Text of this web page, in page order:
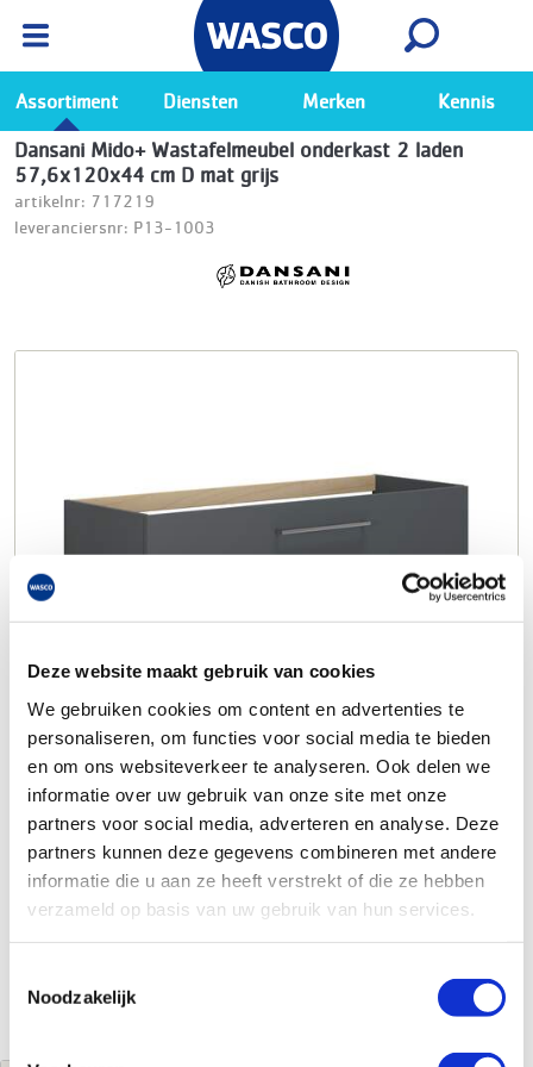
Deze website maakt gebruik van cookies
We gebruiken cookies om content en advertenties te
personaliseren, om functies voor social media te bieden
en om ons websiteverkeer te analyseren. Ook delen we
informatie over uw gebruik van onze site met onze
partners voor social media, adverteren en analyse. Deze
partners kunnen deze gegevens combineren met andere
informatie die u aan ze heeft verstrekt of die ze hebben
verzameld op basis van uw gebruik van hun services.
Noodzakelijk
Ga naar de Wasco app
Bekijk
Assortiment Diensten Merken Kennis
Dansani Mido+ Wastafelmeubel onderkast 2 laden
57,6x120x44 cm D mat grijs
artikelnr: 717219
leveranciersnr: P13-1003